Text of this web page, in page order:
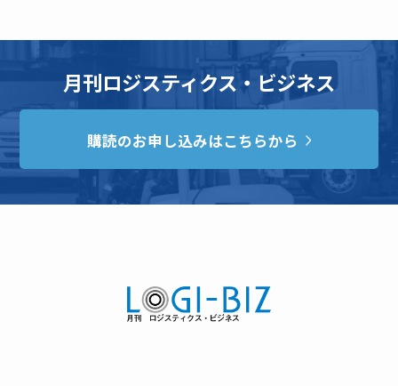
月刊ロジスティクス・ビジネス
購読のお申し込みはこちらから